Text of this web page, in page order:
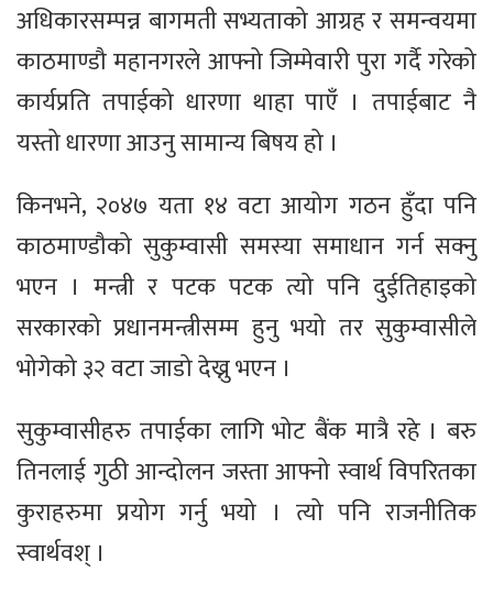
अधिकारसम्पन्न बागमती सभ्यताको आग्रह र समन्वयमा
काठमाण्डौ महानगरले आफ्नो जिम्मेवारी पुरा गर्दै गरेको
कार्यप्रति तपाईको धारणा थाहा पाएँ । तपाईबाट नै
यस्तो धारणा आउनु सामान्य बिषय हो ।
किनभने, २०४७ यता १४ वटा आयोग गठन हुँदा पनि
काठमाण्डौको सुकुम्वासी समस्या समाधान गर्न सक्नु
भएन । मन्त्री र पटक पटक त्यो पनि दुईतिहाइको
सरकारको प्रधानमन्त्रीसम्म हुनु भयो तर सुकुम्वासीले
भोगेको ३२ वटा जाडो देख्नु भएन ।
सुकुम्वासीहरु तपाईका लागि भोट बैंक मात्रै रहे । बरु
तिनलाई गुठी आन्दोलन जस्ता आफ्नो स्वार्थ विपरितका
कुराहरुमा प्रयोग गर्नु भयो । त्यो पनि राजनीतिक
स्वार्थवश् ।